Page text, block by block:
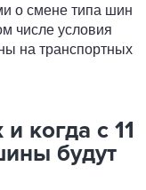
о смене типа шин
числе условия
на транспортных
когда с 11
будут